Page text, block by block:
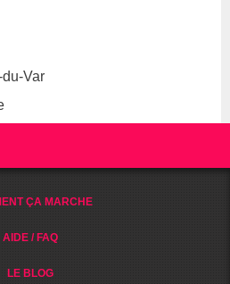
Var
ÇA MARCHE
AIDE / FAQ
LE BLOG